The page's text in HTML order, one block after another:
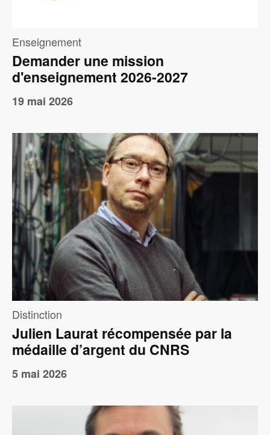
Enseignement
Demander une mission
d'enseignement 2026-2027
19 mai 2026
Image
Distinction
Julien Laurat récompensée par la
médaille d’argent du CNRS
5 mai 2026
Image